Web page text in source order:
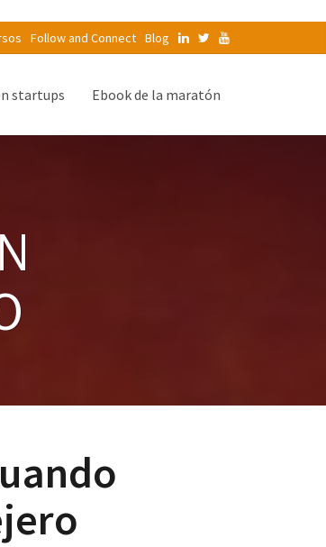
Follow and Connect Blog
startups Ebook de la maratón